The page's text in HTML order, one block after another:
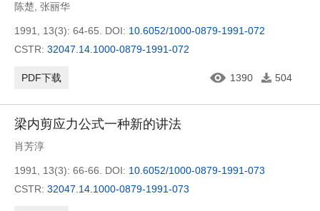
陈楚 张丽华
1991, 13(3): 64-65. DOI: 10.6052/1000-0879-1991-072
CSTR: 32047.14.1000-0879-1991-072
PDF下载 1390 504
梁内剪应力公式一种新的讲法
肖芳淳
1991, 13(3): 66-66. DOI: 10.6052/1000-0879-1991-073
CSTR: 32047.14.1000-0879-1991-073